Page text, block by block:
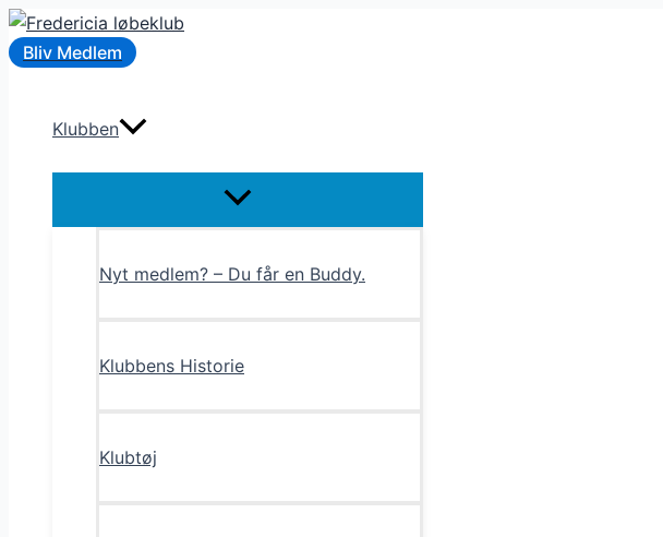
Gå
til Bliv Medlem
Klubben
Menu
Nyt medlem? – Du får en Buddy.
Klubbens Historie
Klubtøj